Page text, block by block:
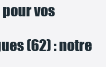
vos
(62) : notre